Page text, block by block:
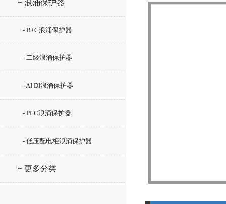
+ 浪涌保护器
- B+C浪涌保护器
- 二级浪涌保护器
- AI DI浪涌保护器
- PLC浪涌保护器
- 低压配电柜浪涌保护器
+ 更多分类